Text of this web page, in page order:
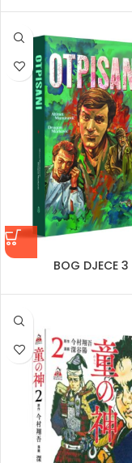
BOG DJECE 3